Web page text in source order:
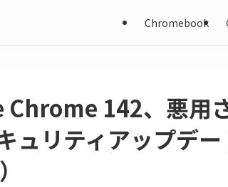
Chromebook
Chrome 142、悪用
ュリティアップデ